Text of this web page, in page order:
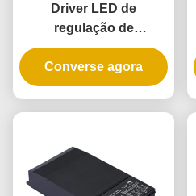
Driver LED de
regulação de
intensidade luminosa 5
em 1 com 288W de
potência e classificação
Converse agora